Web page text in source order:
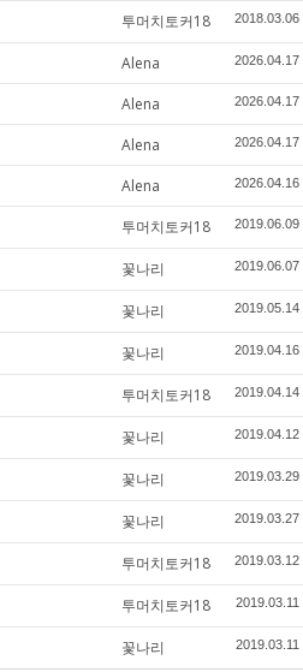
투머치토커18 2018.03.06
Alena 2026.04.17
Alena 2026.04.17
Alena 2026.04.17
Alena 2026.04.16
투머치토커18 2019.06.09
꽃나리 2019.06.07
꽃나리 2019.05.14
꽃나리 2019.04.16
투머치토커18 2019.04.14
꽃나리 2019.04.12
꽃나리 2019.03.29
꽃나리 2019.03.27
투머치토커18 2019.03.12
투머치토커18 2019.03.11
꽃나리 2019.03.11